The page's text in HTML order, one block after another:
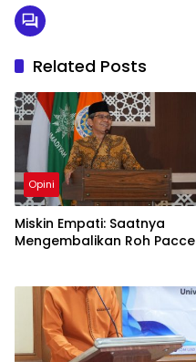
Related Posts
Opini
Miskin Empati: Saatnya
Mengembalikan Roh Pacce